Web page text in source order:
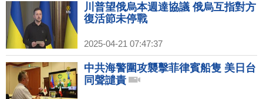
川普望俄烏本週達協議 俄烏互指對方
復活節未停戰
2025-04-21 07:47:37
中共海警圍攻襲擊菲律賓船隻 美日台
同聲譴責